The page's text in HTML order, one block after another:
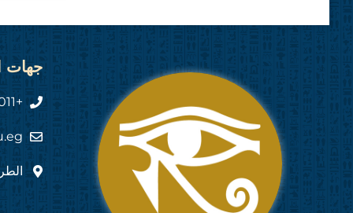
جهات
+2011 444 555 82